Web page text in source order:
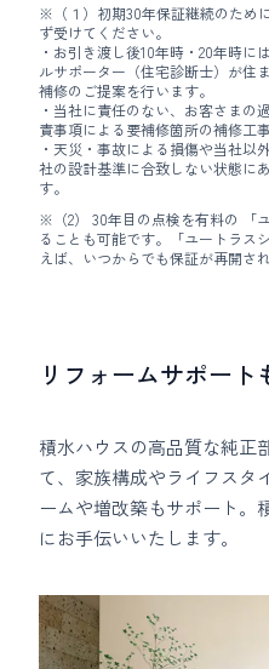
※（１）初期30年保証継続のため
ず受けてください。
・お引き渡し後10年時・20年時に
ルサポーター（住宅診断士）が住
補修のご提案を行います。
・当社に責任のない、お客さまの
責事項による要補修箇所の補修工
・天災・事故による損傷や当社以
社の設計基準に合致しない状態に
す。
※（2） 30年目の点検を有料の 「
ることも可能です。「ユートラス
えば、いつからでも保証が再開され
リフォームサポート
積水ハウスの高品質な純正
て、家族構成やライフスタ
ームや増改築もサポート。
にお手伝いいたします。